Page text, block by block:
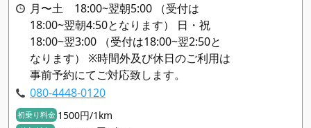
月〜土 18:00~翌朝5:00 （受付は
18:00~翌朝4:50となります） 日・祝
18:00~翌3:00 （受付は18:00~翌2:50と
なります） ※時間外及び休日のご利用は
事前予約にてご対応致します。
080-4448-0120
初乗り料金 1500円/1km